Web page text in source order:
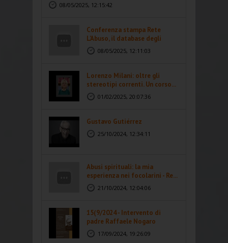
08/05/2025, 12:15:42
Conferenza stampa Rete
L'Abuso, il database degli
abusi...08/05/2025, 12:11:03
Lorenzo Milani: oltre gli
stereotipi correnti. Un corso...
01/02/2025, 20:07:36
Gustavo Gutiérrez
25/10/2024, 12:34:11
Abusi spirituali: la mia
esperienza nei focolarini - Re...
21/10/2024, 12:04:06
15(9/2024 - Intervento di
padre Raffaele Nogaro
17/09/2024, 19:26:09